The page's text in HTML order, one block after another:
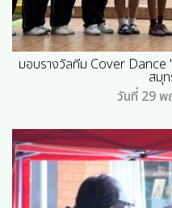
มอบรางวัลทีม Cover Dance
สมุ
วันที่ 29